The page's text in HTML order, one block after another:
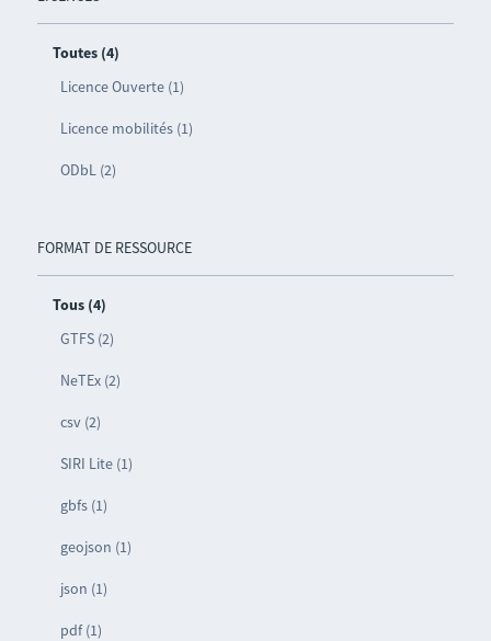
Toutes (4)
Licence Ouverte (1)
Licence mobilités (1)
ODbL (2)
FORMAT DE RESSOURCE
Tous (4)
GTFS (2)
NeTEx (2)
csv (2)
SIRI Lite (1)
gbfs (1)
geojson (1)
json (1)
pdf (1)